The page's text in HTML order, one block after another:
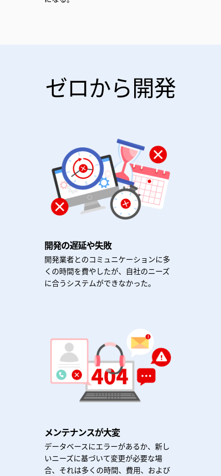
ゼロから開発
開発の遅延や失敗
開発業者とのコミュニケーションに多
くの時間を費やしたが、自社のニーズ
に合うシステムができなかった。
メンテナンスが大変
データベースにエラーがあるか、新し
いニーズに基づいて変更が必要な場
合、それは多くの時間、費用、および